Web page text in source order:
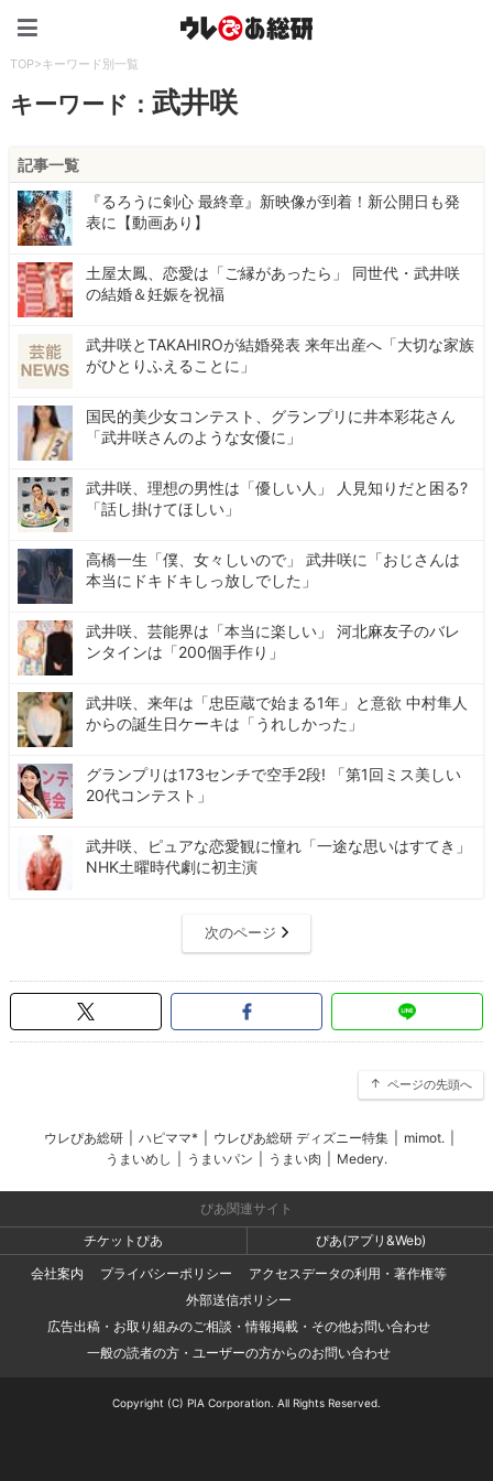
TOP>キーワード別一覧
キーワード：武井咲
記事一覧
『るろうに剣心 最終章』新映像が到着！新公開日も発
表に【動画あり】
土屋太鳳、恋愛は「ご縁があったら」 同世代・武井咲
の結婚＆妊娠を祝福
武井咲とTAKAHIROが結婚発表 来年出産へ「大切な家族
がひとりふえることに」
国民的美少女コンテスト、グランプリに井本彩花さん
「武井咲さんのような女優に」
武井咲、理想の男性は「優しい人」 人見知りだと困る?
「話し掛けてほしい」
高橋一生「僕、女々しいので」 武井咲に「おじさんは
本当にドキドキしっ放しでした」
武井咲、芸能界は「本当に楽しい」 河北麻友子のバレ
ンタインは「200個手作り」
武井咲、来年は「忠臣蔵で始まる1年」と意欲 中村隼人
からの誕生日ケーキは「うれしかった」
グランプリは173センチで空手2段! 「第1回ミス美しい
20代コンテスト」
武井咲、ピュアな恋愛観に憧れ「一途な思いはすてき」
NHK土曜時代劇に初主演
次のページ
ページの先頭へ
ウレぴあ総研 ハピママ* ウレぴあ総研 ディズニー特集 mimot.
うまいめし
うまいパン うまい肉 Medery.
ぴあ関連サイト
チケットぴあ
ぴあ(アプリ&Web)
会社案内
プライバシーポリシー
アクセスデータの利用・著作権等
外部送信ポリシー
広告出稿・お取り組みのご相談・情報掲載・その他お問い合わせ
一般の読者の方・ユーザーの方からのお問い合わせ
Copyright (C) PIA Corporation. All Rights Reserved.